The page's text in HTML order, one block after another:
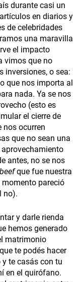
durante casi un
en diarios y
de celebridades
una maravilla
el impacto
vimos que no
inversiones, o sea:
que nos importa al
nada. Ya se nos
(esto es
el cierre de
nos ocurren
que no sean una
antes, no se nos
que fue nuestra
pareció
no).
y darle rienda
hemos generado
matrimonio
te podés hacer
te casás con tu
en el quirófano.